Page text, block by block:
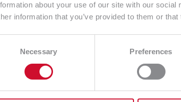
about your use of our site with our
information that you’ve provided to them or
Necessary Preferences
nam poinformować, że od 11 sierpnia
99NET i Grzegorzowi Prokopowicz za
że lata doświadczeń Nomino pozwolą
do kontaktu:
kontakt/